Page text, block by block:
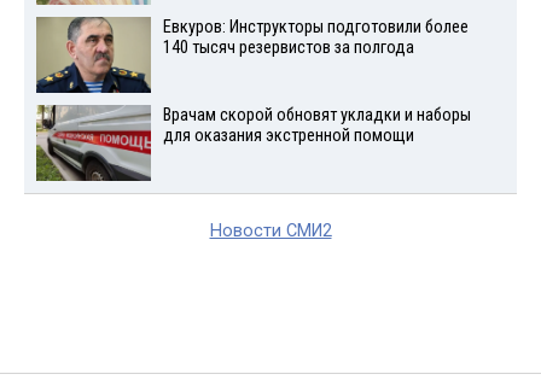
Евкуров: Инструкторы подготовили более
140 тысяч резервистов за полгода
Врачам скорой обновят укладки и наборы
для оказания экстренной помощи
Новости СМИ2